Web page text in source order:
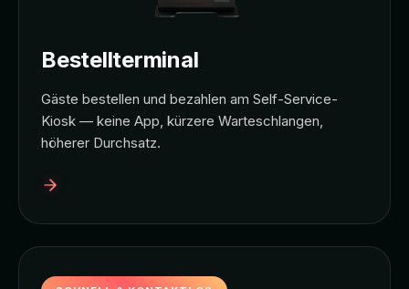
Bestellterminal
Gäste bestellen und bezahlen am Self-Service-
Kiosk — keine App, kürzere Warteschlangen,
höherer Durchsatz.